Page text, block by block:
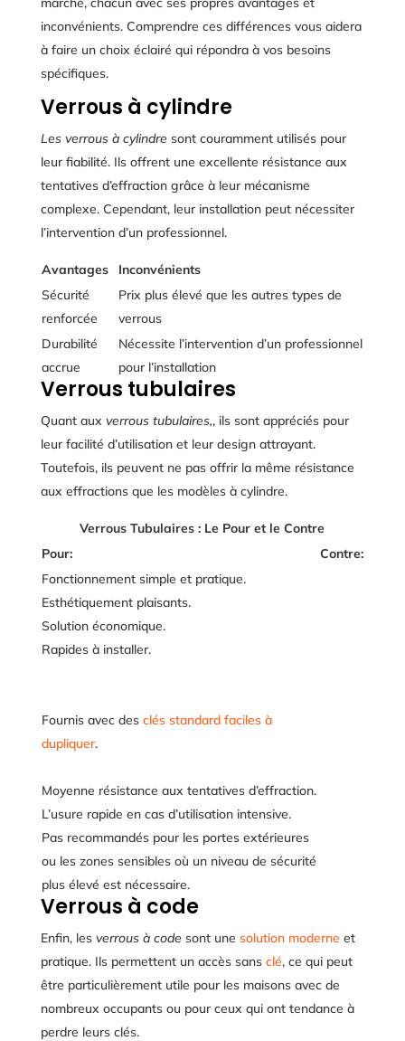
inconvénients. Comprendre ces différences vous aidera
à faire un choix éclairé qui répondra à vos besoins
spécifiques.
Verrous à cylindre
Les verrous à cylindre sont couramment utilisés pour
leur fiabilité. Ils offrent une excellente résistance aux
tentatives d’effraction grâce à leur mécanisme
complexe. Cependant, leur installation peut nécessiter
l’intervention d’un professionnel.
Avantages
Inconvénients
Sécurité
renforcée
Prix plus élevé que les autres types de
verrous
Durabilité
accrue
Nécessite l’intervention d’un professionnel
pour l’installation
Verrous tubulaires
Quant aux verrous tubulaires,, ils sont appréciés pour
leur facilité d’utilisation et leur design attrayant.
Toutefois, ils peuvent ne pas offrir la même résistance
aux effractions que les modèles à cylindre.
Verrous Tubulaires : Le Pour et le Contre
Pour:
Contre:
Fonctionnement simple et pratique.
Esthétiquement plaisants.
Solution économique.
Rapides à installer.
Fournis avec des clés standard faciles à
dupliquer.
Moyenne résistance aux tentatives d’effraction.
L’usure rapide en cas d’utilisation intensive.
Pas recommandés pour les portes extérieures
ou les zones sensibles où un niveau de sécurité
plus élevé est nécessaire.
Verrous à code
Enfin, les verrous à code sont une solution moderne et
pratique. Ils permettent un accès sans clé, ce qui peut
être particulièrement utile pour les maisons avec de
nombreux occupants ou pour ceux qui ont tendance à
perdre leurs clés.